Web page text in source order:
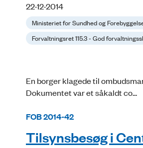
22-12-2014
Ministeriet for Sundhed og
Forvaltningsret 115.3 - God
En borger klagede til
Dokumentet var et såkaldt co...
FOB 2014-42
Tilsynsbesøg i